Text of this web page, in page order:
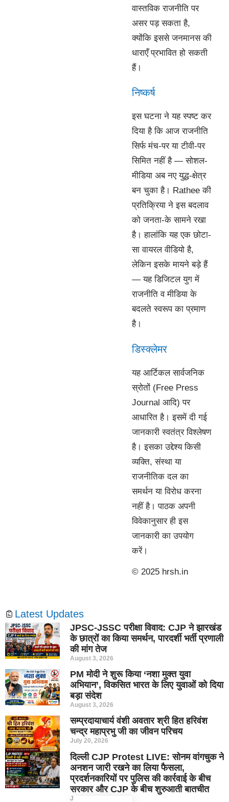
वास्तविक राजनीति पर
असर पड़ सकता है,
क्योंकि इससे जनमानस की
धाराएँ प्रभावित हो सकती
हैं।
निष्कर्ष
इस घटना ने यह स्पष्ट कर
दिया है कि आज राजनीति
सिर्फ मंच-पर या टीवी-पर
सिमित नहीं है — सोशल-
मीडिया अब नए युद्ध-क्षेत्र
बन चुका है। Rathee की
प्रतिक्रिया ने इस बदलाव
को जनता-के सामने रखा
है। हालांकि यह एक छोटा-
सा वायरल वीडियो है,
लेकिन इसके मायने बड़े हैं
— यह डिजिटल युग में
राजनीति व मीडिया के
बदलते स्वरूप का प्रमाण
है।
डिस्क्लेमर
यह आर्टिकल सार्वजनिक
स्रोतों (Free Press
Journal आदि) पर
आधारित है। इसमें दी गई
जानकारी स्वतंत्र विश्लेषण
है। इसका उद्देश्य किसी
व्यक्ति, संस्था या
राजनीतिक दल का
समर्थन या विरोध करना
नहीं है। पाठक अपनी
विवेकानुसार ही इस
जानकारी का उपयोग
करें।
© 2025 hrsh.in
Latest Updates
JPSC-JSSC परीक्षा विवाद: CJP ने झारखंड
के छात्रों का किया समर्थन, पारदर्शी भर्ती प्रणाली
की मांग तेज
August 3, 2026
PM मोदी ने शुरू किया ‘नशा मुक्त युवा
अभियान’, विकसित भारत के लिए युवाओं को दिया
बड़ा संदेश
August 3, 2026
सम्प्रदायाचार्य वंशी अवतार श्री हित हरिवंश
चन्द्र महाप्रभु जी का जीवन परिचय
July 20, 2026
दिल्ली CJP Protest LIVE: सोनम वांगचुक ने
अनशन जारी रखने का लिया फैसला,
प्रदर्शनकारियों पर पुलिस की कार्रवाई के बीच
सरकार और CJP के बीच शुरुआती बातचीत
July 20, 2026